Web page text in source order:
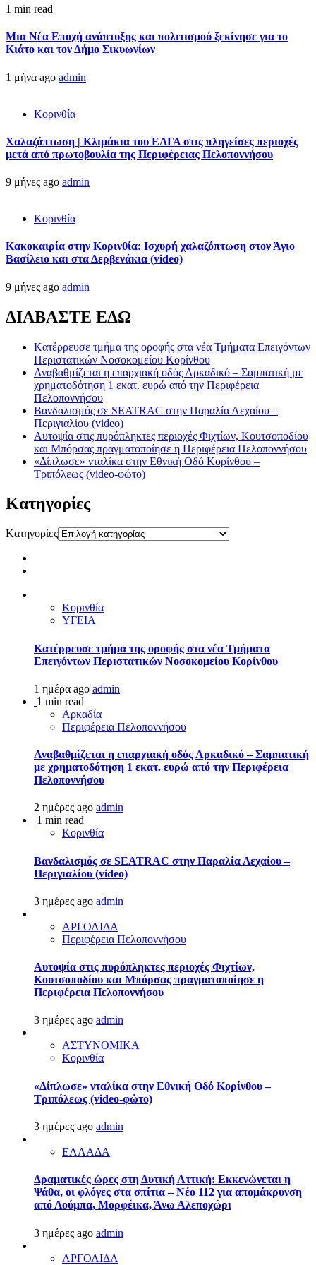
1 min read
Μια Νέα Εποχή ανάπτυξης και πολιτισμού ξεκίνησε για το
Κιάτο και τον Δήμο Σικυωνίων
1 μήνα ago admin
Κορινθία
Χαλαζόπτωση | Κλιμάκια του ΕΛΓΑ στις πληγείσες περιοχές
μετά από πρωτοβουλία της Περιφέρειας Πελοποννήσου
9 μήνες ago admin
Κορινθία
Κακοκαιρία στην Κορινθία: Ισχυρή χαλαζόπτωση στον Άγιο
Βασίλειο και στα Δερβενάκια (video)
9 μήνες ago admin
ΔΙΑΒΑΣΤΕ ΕΔΩ
Kατέρρευσε τμήμα της οροφής στα νέα Τμήματα Επειγόντων
Περιστατικών Νοσοκομείου Κορίνθου
Αναβαθμίζεται η επαρχιακή οδός Αρκαδικό – Σαμπατική με
χρηματοδότηση 1 εκατ. ευρώ από την Περιφέρεια
Πελοποννήσου
Βανδαλισμός σε SEATRAC στην Παραλία Λεχαίου –
Περιγιαλίου (video)
Αυτοψία στις πυρόπληκτες περιοχές Φιχτίων, Κουτσοποδίου
και Μπόρσας πραγματοποίησε η Περιφέρεια Πελοποννήσου
«Δίπλωσε» νταλίκα στην Εθνική Oδό Κορίνθου –
Τριπόλεως (video-φώτο)
Kατηγορίες
Kατηγορίες
Κορινθία
ΥΓΕΙΑ
Kατέρρευσε τμήμα της οροφής στα νέα Τμήματα
Επειγόντων Περιστατικών Νοσοκομείου Κορίνθου
1 ημέρα ago admin
1 min read
Αρκαδία
Περιφέρεια Πελοποννήσου
Αναβαθμίζεται η επαρχιακή οδός Αρκαδικό – Σαμπατική
με χρηματοδότηση 1 εκατ. ευρώ από την Περιφέρεια
Πελοποννήσου
2 ημέρες ago admin
1 min read
Κορινθία
Βανδαλισμός σε SEATRAC στην Παραλία Λεχαίου –
Περιγιαλίου (video)
3 ημέρες ago admin
ΑΡΓΟΛΙΔΑ
Περιφέρεια Πελοποννήσου
Αυτοψία στις πυρόπληκτες περιοχές Φιχτίων,
Κουτσοποδίου και Μπόρσας πραγματοποίησε η
Περιφέρεια Πελοποννήσου
3 ημέρες ago admin
ΑΣΤΥΝΟΜΙΚΑ
Κορινθία
«Δίπλωσε» νταλίκα στην Εθνική Oδό Κορίνθου –
Τριπόλεως (video-φώτο)
3 ημέρες ago admin
ΕΛΛΑΔΑ
Δραματικές ώρες στη Δυτική Αττική: Εκκενώνεται η
Ψάθα, οι φλόγες στα σπίτια – Νέο 112 για απομάκρυνση
από Λούμπα, Μορφέικα, Άνω Αλεποχώρι
3 ημέρες ago admin
ΑΡΓΟΛΙΔΑ